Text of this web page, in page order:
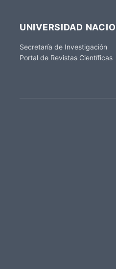
UNIVERSIDAD
Secretaría de Investigación
Portal de Revistas Científicas